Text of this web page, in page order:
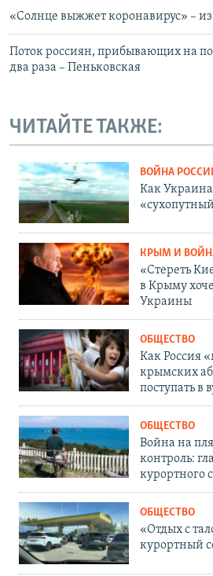
«Солнце выжжет коронавирус» –
Поток россиян, прибывающих на
два раза – Пеньковская
ЧИТАЙТЕ ТАКЖЕ:
ВОЙНА
Как Украина
КРЫМ И
«Стереть
в Крыму
Украины
ОБЩЕСТВО
Как Россия
крымских
поступать в
ОБЩЕСТВО
Война на
контроль:
курортного
ОБЩЕСТВО
«Отдых с
курортный